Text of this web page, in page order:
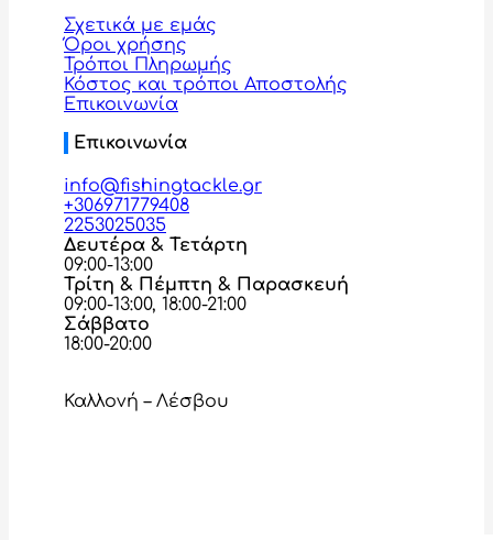
Σχετικά με εμάς
Όροι χρήσης
Τρόποι Πληρωμής
Κόστος και τρόποι Αποστολής
Επικοινωνία
Επικοινωνία
info@fishingtackle.gr
+306971779408
2253025035
Δευτέρα & Τετάρτη
09:00-13:00
Τρίτη & Πέμπτη & Παρασκευή
09:00-13:00, 18:00-21:00
Σάββατο
18:00-20:00
Καλλονή – Λέσβου